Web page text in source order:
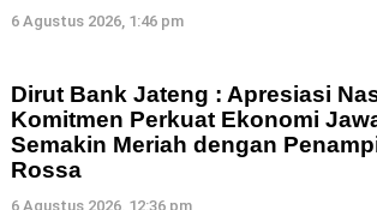
6 Agustus 2026, 1:46 pm
Dirut Bank Jateng : Apresiasi
Komitmen Perkuat Ekonomi
Semakin Meriah dengan
Rossa
6 Agustus 2026, 12:36 pm